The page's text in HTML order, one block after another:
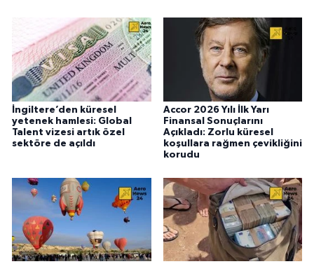
İngiltere’den küresel
yetenek hamlesi: Global
Talent vizesi artık özel
sektöre de açıldı
Accor 2026 Yılı İlk Yarı
Finansal Sonuçlarını
Açıkladı: Zorlu küresel
koşullara rağmen çevikliğini
korudu